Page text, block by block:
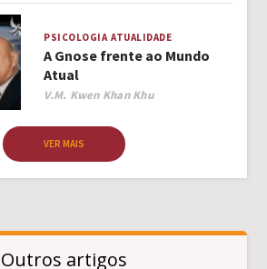
PSICOLOGIA ATUALIDADE
A Gnose frente ao Mundo
Atual
Author
V.M. Kwen Khan Khu
VER MAIS
Outros artigos